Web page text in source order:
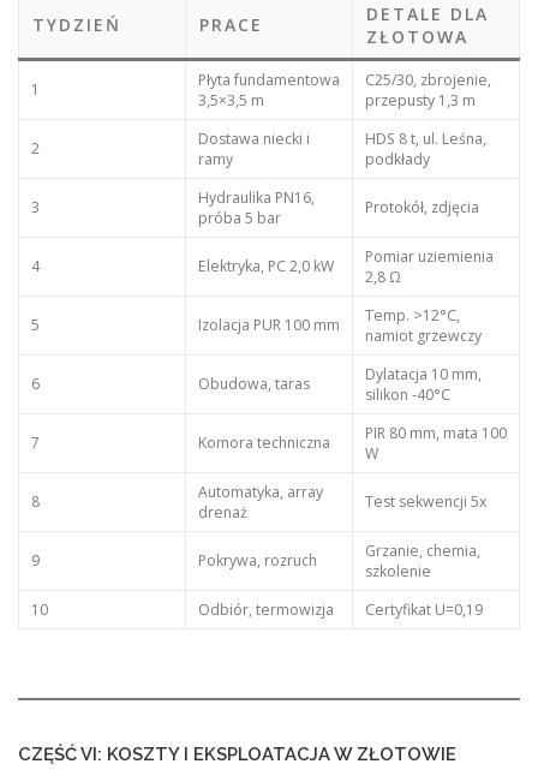
TYDZIEŃ PRACE
DETALE DLA
ZŁOTOWA
1
Płyta fundamentowa
3,5×3,5 m
C25/30, zbrojenie,
przepusty 1,3 m
2
Dostawa niecki i
ramy
HDS 8 t, ul. Leśna,
podkłady
3
Hydraulika PN16,
próba 5 bar
Protokół, zdjęcia
4 Elektryka, PC 2,0 kW
Pomiar uziemienia
2,8 Ω
5 Izolacja PUR 100 mm
Temp. >12°C,
namiot grzewczy
6 Obudowa, taras
Dylatacja 10 mm,
silikon -40°C
7 Komora techniczna
PIR 80 mm, mata 100
W
8
Automatyka, array
drenaż
Test sekwencji 5x
9 Pokrywa, rozruch
Grzanie, chemia,
szkolenie
10
Odbiór, termowizja Certyfikat U=0,19
CZĘŚĆ VI: KOSZTY I EKSPLOATACJA W ZŁOTOWIE